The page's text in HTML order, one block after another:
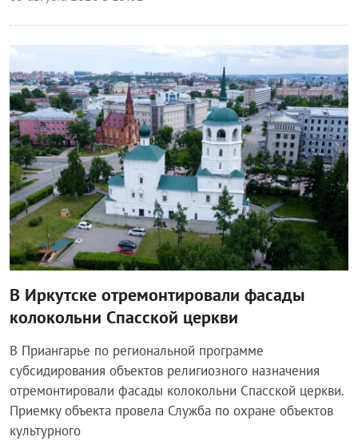
В Иркутске отремонтировали фасады
колокольни Спасской церкви
В Приангарье по региональной программе
субсидирования объектов религиозного назначения
отремонтировали фасады колокольни Спасской церкви.
Приемку объекта провела Служба по охране объектов
культурного